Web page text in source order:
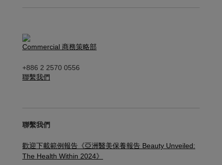
Commercial 商務策略部
+886 2 2570 0556
聯繫我們
聯繫我們
歡迎下載範例報告《亞洲醫美保養報告 Beauty Unveiled:
The Health Within 2024》